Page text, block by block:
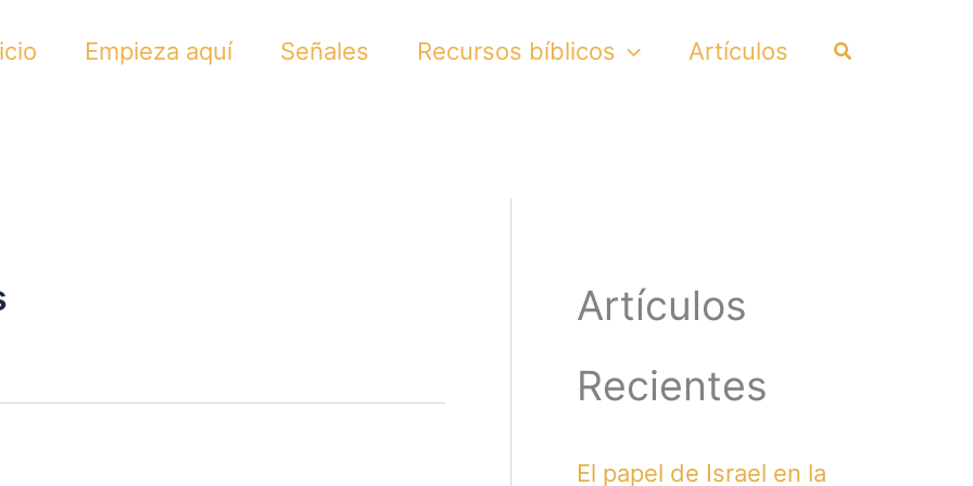
Empieza aquí Señales Recursos bíblicos Artículos Search
Artículos
Recientes
El papel de Israel en la